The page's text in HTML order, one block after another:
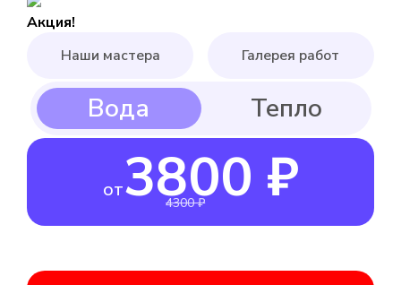
Акция!
от3800 ₽
4300 ₽
Наши мастера Галерея работ